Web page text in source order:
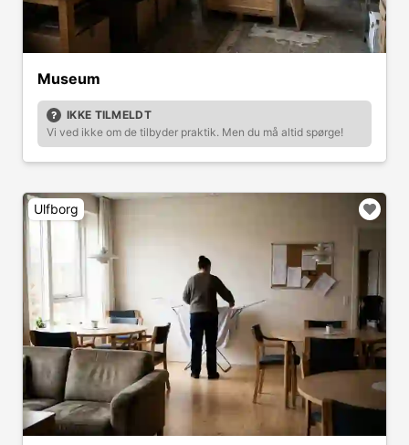
Museum
IKKE TILMELDT
Vi ved ikke om de tilbyder praktik. Men du må altid spørge!
Ulfborg